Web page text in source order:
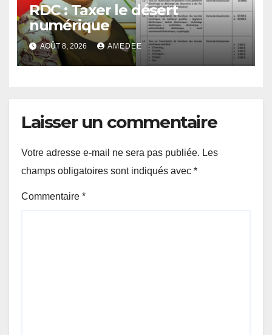
RDC : Taxer le désert
numérique
AOÛT 8, 2026 AMEDEE
Laisser un commentaire
Votre adresse e-mail ne sera pas publiée. Les
champs obligatoires sont indiqués avec *
Commentaire *